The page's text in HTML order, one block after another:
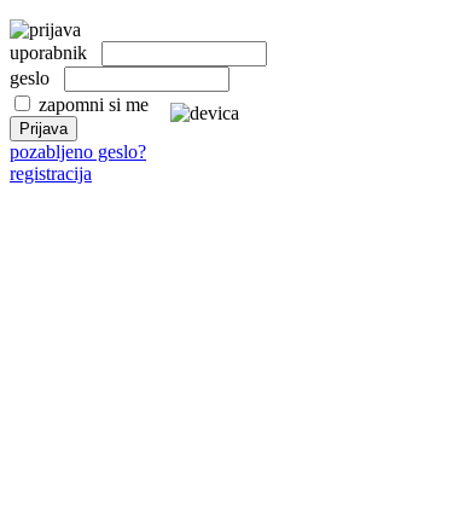
uporabnik
geslo
zapomni si me
pozabljeno geslo?
registracija